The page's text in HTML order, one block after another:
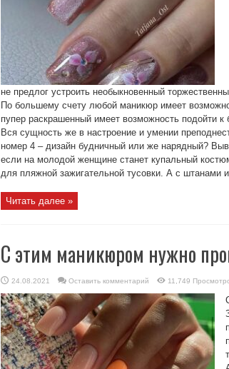
не предлог устроить необыкновенный
По большему счету любой маникюр имеет
пупер раскрашенный имеет возможность подойти
Вся сущность же в настроение и умении
номер 4 – дизайн будничный или же нарядный?
если на молодой женщине станет купальный
для пляжной зажигательной тусовки. А с штанами
Читать далее »
С этим маникюром нужно
24.08.2021 Оставить комментарий 11,749